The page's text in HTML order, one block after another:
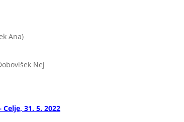
Ana)
Nej
Celje, 31. 5. 2022